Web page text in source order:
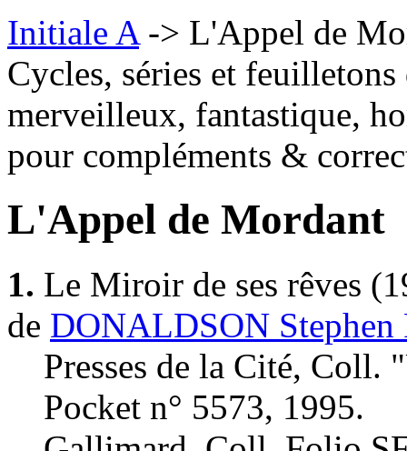
Initiale A
L'Appel de
Cycles, séries et
merveilleux, fantastique,
pour compléments &
L'Appel de Mordant
1. Le Miroir de ses rêves
de DONALDSON Stephen
Presses de la Cité, Coll.
Pocket n° 5573, 1995.